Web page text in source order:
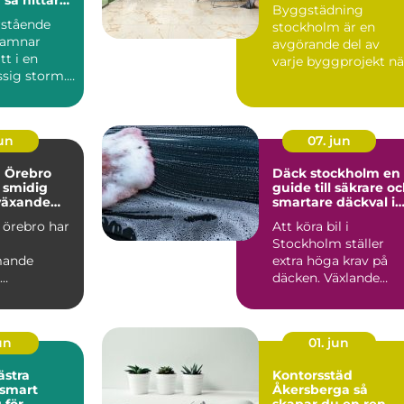
i en
storm.
Byggstädning
stockholm är en
avgörande del av
varje byggprojekt
har
07. jun
Däck stockholm en
guide till säkrare
smartare däckval i
Att köra bil i
Stockholm ställer
extra höga krav på
däcken. Växlande
kökörning ...
01. jun
Kontorsstäd
Åkersberga så